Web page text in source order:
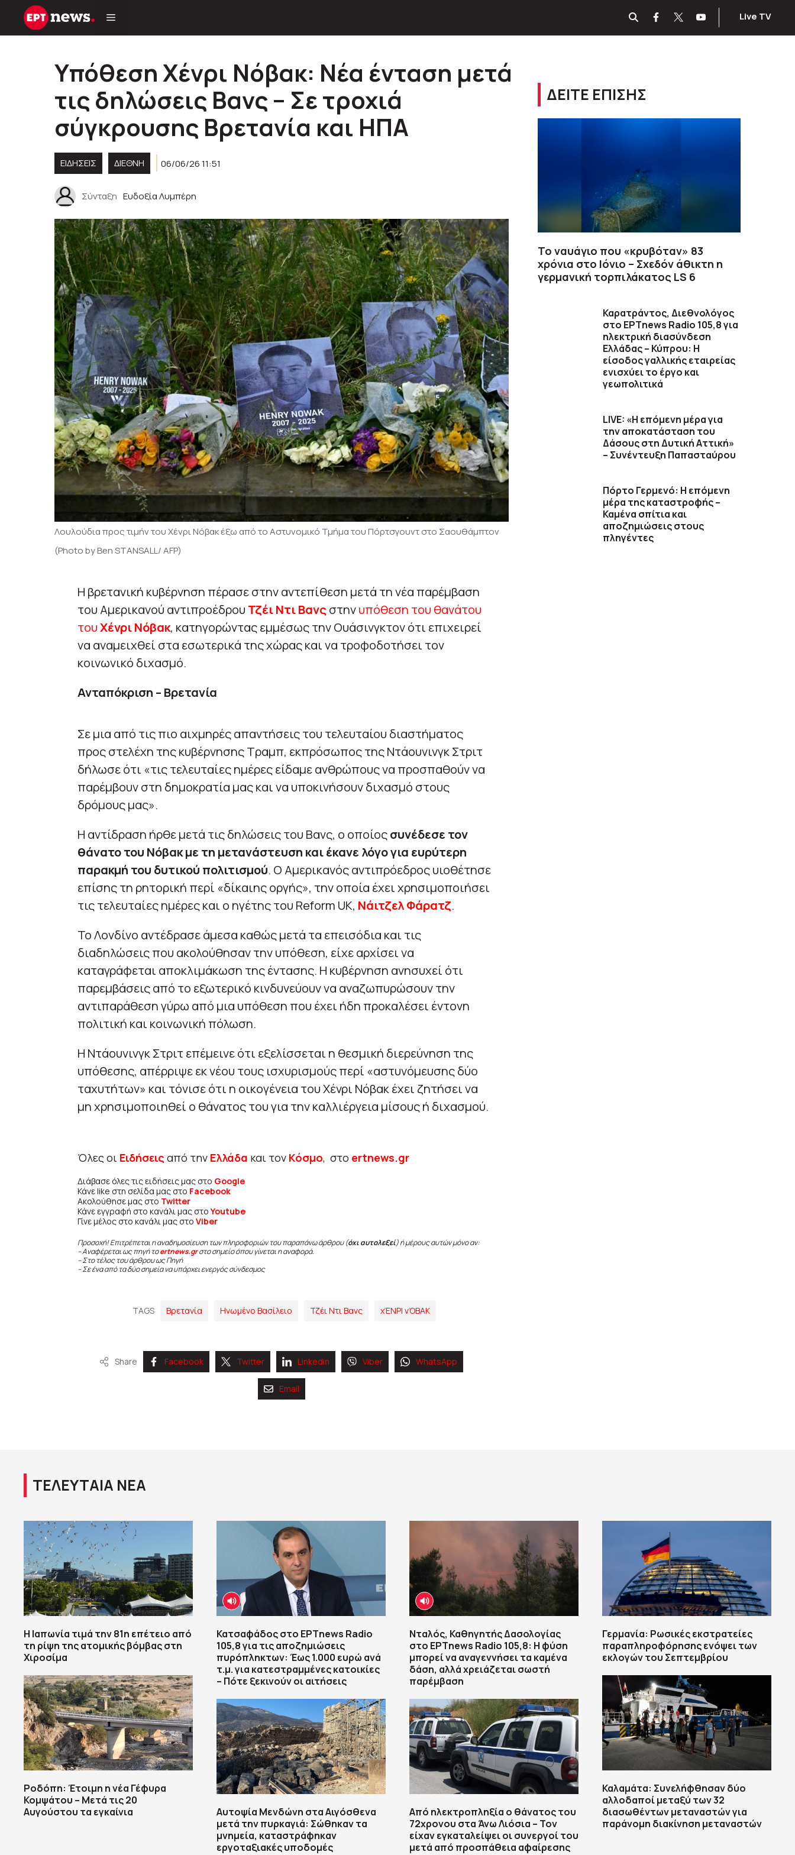
Μετάβαση
Live TV
Υπόθεση Χένρι Νόβακ: Νέα ένταση μετά
τις δηλώσεις Βανς – Σε τροχιά
σύγκρουσης Βρετανία και ΗΠΑ
ΕΙΔΗΣΕΙΣ ΔΙΕΘΝΗ 06/06/26 11:51
Σύνταξη Ευδοξία Λυμπέρη
Λουλούδια προς τιμήν του Χένρι Νόβακ έξω από το Αστυνομικό Τμήμα του Πόρτσγουντ στο Σαουθάμπτον
(Photo by Ben STANSALL/ AFP)
Η βρετανική κυβέρνηση πέρασε στην αντεπίθεση μετά τη νέα παρέμβαση
του Αμερικανού αντιπροέδρου Τζέι Ντι Βανςστηνυπόθεση του θανάτου
τουΧένρι Νόβακ, κατηγορώντας εμμέσως την Ουάσινγκτον ότι επιχειρεί
να αναμειχθεί στα εσωτερικά της χώρας και να τροφοδοτήσει τον
κοινωνικό διχασμό.
Ανταπόκριση – Βρετανία
Σε μια από τις πιο αιχμηρές απαντήσεις του τελευταίου διαστήματος
προς στελέχη της κυβέρνησης Τραμπ, εκπρόσωπος της Ντάουνινγκ Στριτ
δήλωσε ότι «τις τελευταίες ημέρες είδαμε ανθρώπους να προσπαθούν να
παρέμβουν στη δημοκρατία μας και να υποκινήσουν διχασμό στους
δρόμους μας».
Η αντίδραση ήρθε μετά τις δηλώσεις του Βανς, ο οποίοςσυνέδεσε τον
θάνατο του Νόβακ με τη μετανάστευση και έκανε λόγο για ευρύτερη
παρακμή του δυτικού πολιτισμού. Ο Αμερικανός αντιπρόεδρος υιοθέτησε
επίσης τη ρητορική περί «δίκαιης οργής», την οποία έχει χρησιμοποιήσει
τις τελευταίες ημέρες και ο ηγέτης του Reform UK, Νάιτζελ Φάρατζ.
Το Λονδίνο αντέδρασε άμεσα καθώς μετά τα επεισόδια και τις
διαδηλώσεις που ακολούθησαν την υπόθεση, είχε αρχίσει να
καταγράφεται αποκλιμάκωση της έντασης. Η κυβέρνηση ανησυχεί ότι
παρεμβάσεις από το εξωτερικό κινδυνεύουν να αναζωπυρώσουν την
αντιπαράθεση γύρω από μια υπόθεση που έχει ήδη προκαλέσει έντονη
πολιτική και κοινωνική πόλωση.
Η Ντάουνινγκ Στριτ επέμεινε ότι εξελίσσεται η θεσμική διερεύνηση της
υπόθεσης, απέρριψε εκ νέου τους ισχυρισμούς περί «αστυνόμευσης δύο
ταχυτήτων» και τόνισε ότι η οικογένεια του Χένρι Νόβακ έχει ζητήσει να
μη χρησιμοποιηθεί ο θάνατος του για την καλλιέργεια μίσους ή διχασμού.
Όλες οι Ειδήσεις από την Ελλάδα και τον Κόσμο, στο ertnews.gr
Διάβασε όλες τις ειδήσεις μας στο Google
Κάνε like στη σελίδα μας στο Facebook
Ακολούθησε μας στο Twitter
Κάνε εγγραφή στο κανάλι μας στοYoutube
Γίνε μέλος στο κανάλι μας στο Viber
Προσοχή! Επιτρέπεται η αναδημοσίευση των πληροφοριών του παραπάνω άρθρου (όχι αυτολεξεί) ή μέρους αυτών μόνο αν:
– Αναφέρεται ως πηγή τοertnews.gr στο σημείο όπου γίνεται η αναφορά.
– Στο τέλος του άρθρου ως Πηγή
– Σε ένα από τα δύο σημεία να υπάρχει ενεργός σύνδεσμος
TAGS Βρετανία Ηνωμένο Βασίλειο Τζέι Ντι Βανς χΈΝΡΙ νΌΒΑΚ
Share Facebook Twitter Linkedin Viber WhatsApp
Email
ΔΕΙΤΕ ΕΠΙΣΗΣ
Το ναυάγιο που «κρυβόταν» 83
χρόνια στο Ιόνιο – Σχεδόν άθικτη η
γερμανική τορπιλάκατος LS 6
Καρατράντος, Διεθνολόγος
στο ΕΡΤnews Radio 105,8 για
ηλεκτρική διασύνδεση
Ελλάδας – Κύπρου: Η
είσοδος γαλλικής εταιρείας
ενισχύει το έργο και
γεωπολιτικά
LIVE: «Η επόμενη μέρα για
την αποκατάσταση του
Δάσους στη Δυτική Αττική»
– Συνέντευξη Παπασταύρου
Πόρτο Γερμενό: Η επόμενη
μέρα της καταστροφής –
Καμένα σπίτια και
αποζημιώσεις στους
πληγέντες
ΤΕΛΕΥΤΑΙΑ ΝΕΑ
Η Ιαπωνία τιμά την 81η επέτειο από
τη ρίψη της ατομικής βόμβας στη
Χιροσίμα
Ροδόπη: Έτοιμη η νέα Γέφυρα
Κομψάτου – Μετά τις 20
Αυγούστου τα εγκαίνια
Κατσαφάδος στο ΕΡΤnews Radio
105,8 για τις αποζημιώσεις
πυρόπληκτων: Έως 1.000 ευρώ ανά
τ.μ. για κατεστραμμένες κατοικίες
– Πότε ξεκινούν οι αιτήσεις
Αυτοψία Μενδώνη στα Αιγόσθενα
μετά την πυρκαγιά: Σώθηκαν τα
μνημεία, καταστράφηκαν
εργοταξιακές υποδομές
Νταλός, Καθηγητής Δασολογίας
στο ΕΡΤnews Radio 105,8: Η φύση
μπορεί να αναγεννήσει τα καμένα
δάση, αλλά χρειάζεται σωστή
παρέμβαση
Από ηλεκτροπληξία ο θάνατος του
72χρονου στα Άνω Λιόσια – Τον
είχαν εγκαταλείψει οι συνεργοί του
μετά από προσπάθεια αφαίρεσης
Γερμανία: Ρωσικές εκστρατείες
παραπληροφόρησης ενόψει των
εκλογών του Σεπτεμβρίου
Καλαμάτα: Συνελήφθησαν δύο
αλλοδαποί μεταξύ των 32
διασωθέντων μεταναστών για
παράνομη διακίνηση μεταναστών